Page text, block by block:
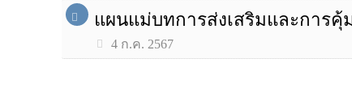
แผนแม่บทการส่งเสริมและการคุ้
4 ก.ค. 2567